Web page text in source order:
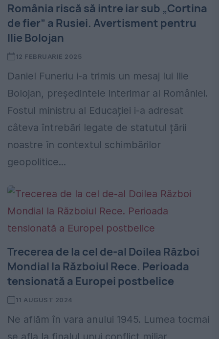
România riscă să intre iar sub „Cortina
de fier” a Rusiei. Avertisment pentru
Ilie Bolojan
12 FEBRUARIE 2025
Daniel Funeriu i-a trimis un mesaj lui Ilie
Bolojan, președintele interimar al României.
Fostul ministru al Educației i-a adresat
câteva întrebări legate de statutul țării
noastre în contextul schimbărilor
geopolitice...
Trecerea de la cel de-al Doilea Război
Mondial la Războiul Rece. Perioada
tensionată a Europei postbelice
11 AUGUST 2024
Ne aflăm în vara anului 1945. Lumea tocmai
se afla la finalul unui conflict miliar